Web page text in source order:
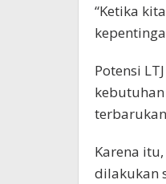
“Ketika
Potensi
Karena
dilakukan